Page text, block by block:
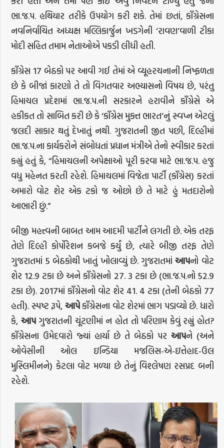
ભા.જ.પ. હથિયાર તરીકે ઉપયોગ કરી શકે. તેમાં છતાં, કાઁગ્રેસના
નવનિર્વાચિત અધ્યક્ષ મલ્લિકાર્જુન ખડગેની ‘રાવણ’વાળી ટીકા
મોદી સહિત તમામ નેતાઓએ પકડી લીધી હતી.
કાઁગ્રેસ 17 બેઠકો પર આવી ગઈ તેમાં એ વ્યૂહરચનાની નિષ્ફળતા
છે કે બીજાં કારણો તે તો વિગતવાર અભ્યાસનો વિષય છે, પરંતુ
હિમાચલ પ્રદેશમાં ભા.જ.પ.ની સરકારને હરાવીને કાઁગ્રેસે એ
હકીકત તો સાબિત કરી છે કે ‘કાઁગ્રેસ મુક્ત ભારત’નું સ્વપ્ન એટલું
જલદી સાકાર થતું દેખાતું નથી. ગુજરાતની જીત પછી, દિલ્હીમાં
ભા.જ.પ.ના કાર્યકરોને સંબોધતાં પ્રધાન મંત્રીએ તેનો સ્વીકાર કરતાં
કહ્યું હતું કે, “હિમાચલની અપેક્ષાઓ પૂરી કરવા માટે ભા.જ.પ. હજુ
વધુ મહેનત કરતી રહેશે. હિમાચલમાં વિજેતા પાર્ટી (કાઁગ્રેસ) કરતાં
અમારો વોટ શેર એક ટકો જ ઓછો છે તે માટે હું મતદારોનો
આભારી છું.”
બીજી મહત્ત્વની બાબત આમ આદમી પાર્ટીને લગતી છે. એક તરફ
તેણે દિલ્હી કોર્પોરેશન કબજે કર્યું છે, ત્યારે બીજી તરફ તેણે
ગુજરાતમાં 5 બેઠકોથી ખાતું ખોલાવ્યું છે. ગુજરાતમાંઆપનો વોટ
શેર 12.9 ટકા છે અને કાઁગ્રેસનો 27. 3 ટકા છે (ભા.જ.પ.નો 52.9
ટકા છે). 2017માં કાઁગ્રેસનો વોટ શેર 41. 4 ટકા (તેની બેઠકો 77
હતી). સ્પષ્ટ રૂપે,આપેકાઁગ્રેસના વોટ શેરમાં ભાગ પડાવ્યો છે. ધારો
કે, આપગુજરાતની ચૂંટણીમાં ન હોત તો પરિણામ કેવું રહ્યું હોત?
કાઁગ્રેસના ઉમેદવારો જ્યાં હાર્યા છે તે બેઠકો પર આપને (અને
ઓવેસીની ઓલ ઇન્ડિયા મજલિસ-એ-ઇત્તેહાદ-ઉલ
મુસ્લિમીનને) કેટલા વોટ મળ્યા છે તેનું વિશ્લેષણ રસપ્રદ બની
રહેશે.